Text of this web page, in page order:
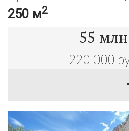
250 м2
55
220 000